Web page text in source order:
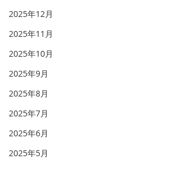
2025年12月
2025年11月
2025年10月
2025年9月
2025年8月
2025年7月
2025年6月
2025年5月